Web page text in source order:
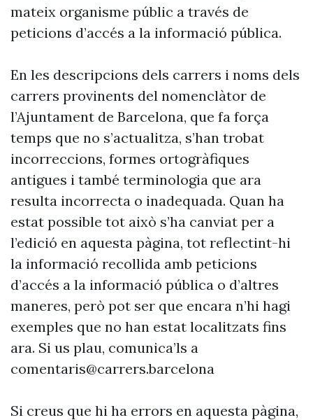
mateix organisme públic a través de
peticions d’accés a la informació pública.
En les descripcions dels carrers i noms dels
carrers provinents del nomenclàtor de
l’Ajuntament de Barcelona, que fa força
temps que no s’actualitza, s’han trobat
incorreccions, formes ortogràfiques
antigues i també terminologia que ara
resulta incorrecta o inadequada. Quan ha
estat possible tot això s’ha canviat per a
l’edició en aquesta pàgina, tot reflectint-hi
la informació recollida amb peticions
d’accés a la informació pública o d’altres
maneres, però pot ser que encara n’hi hagi
exemples que no han estat localitzats fins
ara. Si us plau, comunica’ls a
comentaris@carrers.barcelona
Si creus que hi ha errors en aquesta pàgina,